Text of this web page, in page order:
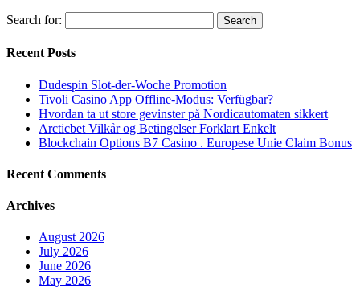
Search for:
Recent Posts
Dudespin Slot-der-Woche Promotion
Tivoli Casino App Offline-Modus: Verfügbar?
Hvordan ta ut store gevinster på Nordicautomaten sikkert
Arcticbet Vilkår og Betingelser Forklart Enkelt
Blockchain Options B7 Casino . Europese Unie Claim Bonus
Recent Comments
Archives
August 2026
July 2026
June 2026
May 2026